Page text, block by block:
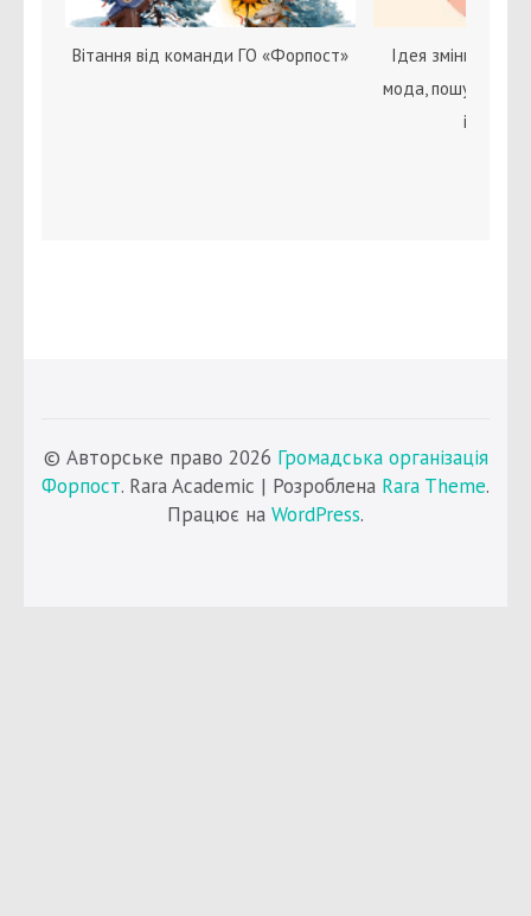
Вітання від команди ГО «Форпост»
Ідея зміни статі
мода, пошук себе
© Авторське право 2026 Громадська організація
Форпост. Rara Academic | Розроблена Rara Theme.
Працює на WordPress.